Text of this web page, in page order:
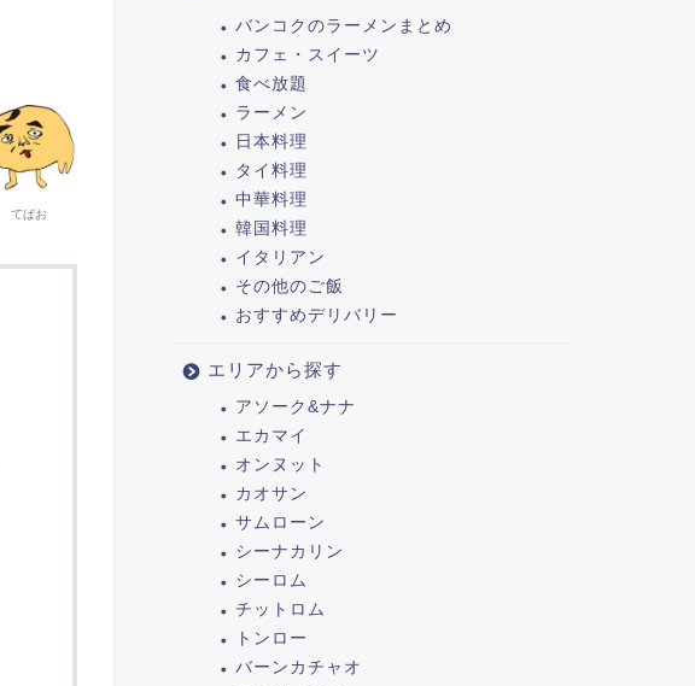
てばお
バンコクのラーメンまとめ
カフェ・スイーツ
食べ放題
ラーメン
日本料理
タイ料理
中華料理
韓国料理
イタリアン
その他のご飯
おすすめデリバリー
エリアから探す
アソーク&ナナ
エカマイ
オンヌット
カオサン
サムローン
シーナカリン
シーロム
チットロム
トンロー
バーンカチャオ